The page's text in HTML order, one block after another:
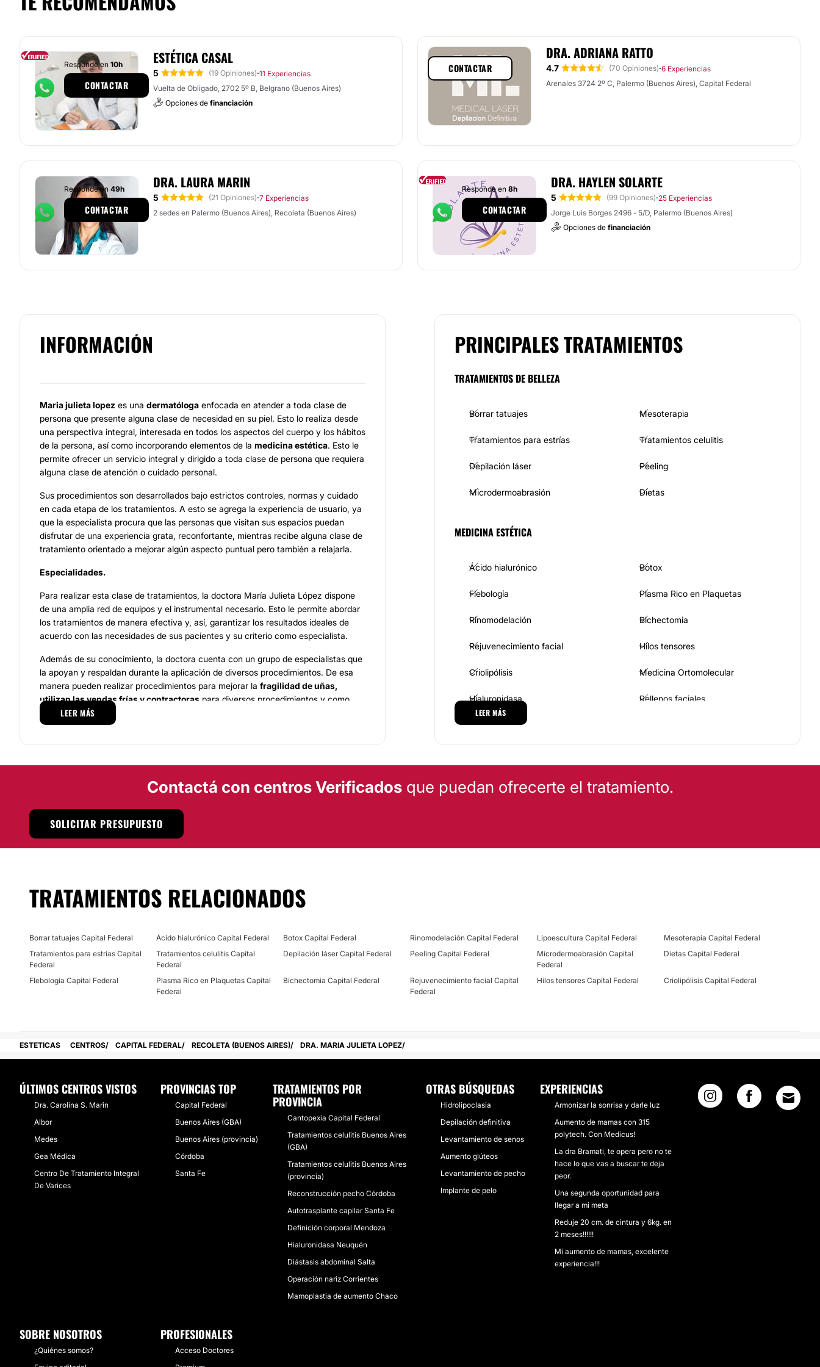
ESTÉTICA CASAL
5 (19 Opiniones)·11 Experiencias
Vuelta de Obligado, 2702 5º B, Belgrano (Buenos Aires)
Opciones de financiación
Responde en 10h
CONTACTAR
DRA. ADRIANA RATTO
4.7 (70 Opiniones)·6 Experiencias
Arenales 3724 2º C, Palermo (Buenos Aires), Capital Federal
CONTACTAR
DRA. LAURA MARIN
5 (21 Opiniones)·7 Experiencias
2 sedes en Palermo (Buenos Aires), Recoleta (Buenos Aires)
Responde en 49h
CONTACTAR
DRA. HAYLEN SOLARTE
5 (99 Opiniones)·25 Experiencias
Jorge Luis Borges 2496 - 5/D, Palermo (Buenos Aires)
Opciones de financiación
Responde en 8h
CONTACTAR
INFORMACIÓN
Maria julieta lopez es una dermatóloga enfocada en atender a toda clase de
persona que presente alguna clase de necesidad en su piel. Esto lo realiza desde
una perspectiva integral, interesada en todos los aspectos del cuerpo y los hábitos
de la persona, así como incorporando elementos de la medicina estética. Esto le
permite ofrecer un servicio integral y dirigido a toda clase de persona que requiera
alguna clase de atención o cuidado personal.
Sus procedimientos son desarrollados bajo estrictos controles, normas y cuidado
en cada etapa de los tratamientos. A esto se agrega la experiencia de usuario, ya
que la especialista procura que las personas que visitan sus espacios puedan
disfrutar de una experiencia grata, reconfortante, mientras recibe alguna clase de
tratamiento orientado a mejorar algún aspecto puntual pero también a relajarla.
Especialidades.
Para realizar esta clase de tratamientos, la doctora María Julieta López dispone
de una amplia red de equipos y el instrumental necesario. Esto le permite abordar
los tratamientos de manera efectiva y, así, garantizar los resultados ideales de
acuerdo con las necesidades de sus pacientes y su criterio como especialista.
Además de su conocimiento, la doctora cuenta con un grupo de especialistas que
la apoyan y respaldan durante la aplicación de diversos procedimientos. De esa
manera pueden realizar procedimientos para mejorar la fragilidad de uñas,
utilizan las vendas frías y contractoras para diversos procedimientos y como
parte de su oferta de servicios dentro de los
disponen para sus pacientes.
realiza de forma personalizada y bajo el asesoramiento de uno de los especialistas
Localización.
El consultorio de la doctoraMaría Julieta Lopezse encuentra en el barrio de
No
No
LEER MÁS
PRINCIPALES TRATAMIENTOS
TRATAMIENTOS DE BELLEZA
Borrar tatuajes Mesoterapia
Tratamientos para estrías Tratamientos celulitis
Depilación láser Peeling
Microdermoabrasión Dietas
MEDICINA ESTÉTICA
Ácido hialurónico Botox
Flebología Plasma Rico en Plaquetas
Rinomodelación Bichectomia
Rejuvenecimiento facial Hilos tensores
Criolipólisis Medicina Ortomolecular
Hialuronidasa Rellenos faciales
LEER MÁS
Contactá con centros Verificadosque puedan ofrecerte el tratamiento.
SOLICITAR PRESUPUESTO
TRATAMIENTOS RELACIONADOS
Borrar tatuajes Capital Federal Ácido hialurónico Capital Federal Botox Capital Federal Rinomodelación Capital Federal Lipoescultura Capital Federal
Mesoterapia Capital Federal
Tratamientos para estrías Capital
Federal
Tratamientos celulitis Capital
Federal
Depilación láser Capital Federal Peeling Capital Federal
Microdermoabrasión Capital
Federal
Dietas Capital Federal
Flebología Capital Federal
Plasma Rico en Plaquetas Capital
Federal
Bichectomia Capital Federal
Rejuvenecimiento facial Capital
Federal
Hilos tensores Capital Federal Criolipólisis Capital Federal
ESTETICAS CENTROS CAPITAL FEDERAL RECOLETA (BUENOS AIRES) DRA. MARIA JULIETA LOPEZ
ÚLTIMOS CENTROS VISTOS
Dra. Carolina S. Marin
Albor
Medes
Gea Médica
Centro De Tratamiento Integral
De Varices
PROVINCIAS TOP
Capital Federal
Buenos Aires (GBA)
Buenos Aires (provincia)
Córdoba
Santa Fe
TRATAMIENTOS POR
PROVINCIA
Cantopexia Capital Federal
Tratamientos celulitis Buenos Aires
(GBA)
Tratamientos celulitis Buenos Aires
(provincia)
Reconstrucción pecho Córdoba
Autotrasplante capilar Santa Fe
Definición corporal Mendoza
Hialuronidasa Neuquén
Diástasis abdominal Salta
Operación nariz Corrientes
Mamoplastia de aumento Chaco
OTRAS BÚSQUEDAS
Hidrolipoclasia
Depilación definitiva
Levantamiento de senos
Aumento glúteos
Levantamiento de pecho
Implante de pelo
EXPERIENCIAS
Armonizar la sonrisa y darle luz
Aumento de mamas con 315
polytech. Con Medicus!
La dra Bramati, te opera pero no te
hace lo que vas a buscar te deja
peor.
Una segunda oportunidad para
llegar a mi meta
Reduje 20 cm. de cintura y 6kg. en
2 meses!!!!!!
Mi aumento de mamas, excelente
experiencia!!!
SOBRE NOSOTROS
¿Quiénes somos?
PROFESIONALES
Acceso Doctores